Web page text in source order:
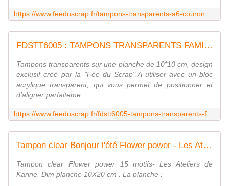
FDSTT6005 : TAMPONS TRANSPARENTS FAMILLE fee du scrap
Tampons transparents sur une planche de 10*10 cm, design
exclusif créé par la "Fée du Scrap".A utiliser avec un bloc
acrylique transparent, qui vous permet de positionner et
d'aligner parfaiteme...
Tampon clear Bonjour l'été Flower power - Les Ateliers de Karine
Tampon clear Flower power 15 motifs- Les Ateliers de
Karine. Dim planche 10X20 cm . La planche :